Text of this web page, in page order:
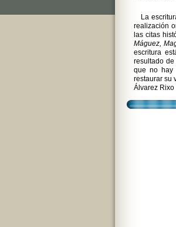
La
realización
las citas
Máguez,
escritura
resultado
que no hay
restaurar su
Álvarez Rixo